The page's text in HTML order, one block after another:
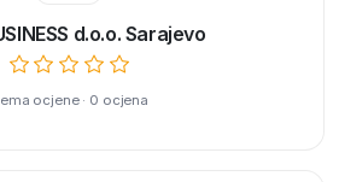
d.o.o. Sarajevo
ocjene · 0 ocjena